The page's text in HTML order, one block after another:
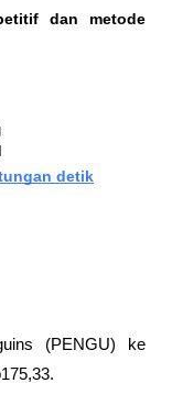
dan metode
detik
(PENGU) ke